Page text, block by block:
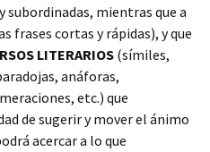
subordinadas, mientras que a
frases cortas y rápidas), y que
LITERARIOS(símiles,
anáforas,
etc.) que
de sugerir y mover el ánimo
acercar a lo que